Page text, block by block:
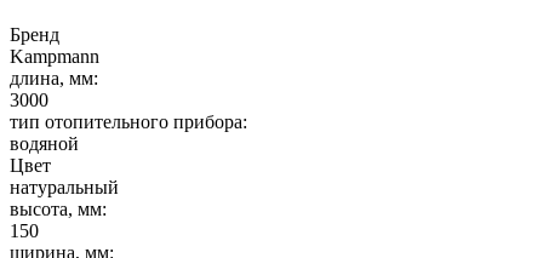
Бренд
Kampmann
длина, мм:
3000
тип отопительного прибора:
водяной
Цвет
натуральный
высота, мм:
150
ширина, мм: